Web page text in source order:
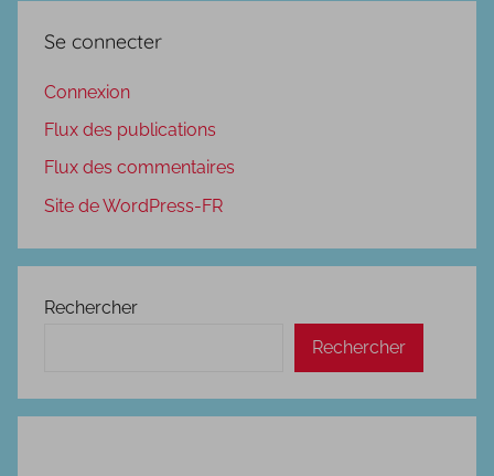
Se connecter
Connexion
Flux des publications
Flux des commentaires
Site de WordPress-FR
Rechercher
Rechercher